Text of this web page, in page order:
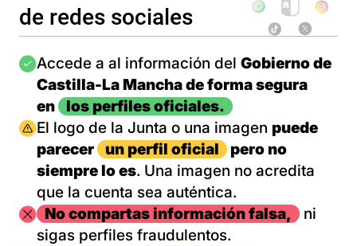
de redes sociales
Imagen
Accede a al información del Gobierno de
Castilla-La Mancha de forma segura
en
los perfiles oficiales.
Imagen
El logo de la Junta o una imagen puede
parecer
un perfil oficial
pero no
siempre lo es. Una imagen no acredita
que la cuenta sea auténtica.
ImagenNo compartas información falsa,
ni
sigas perfiles fraudulentos.